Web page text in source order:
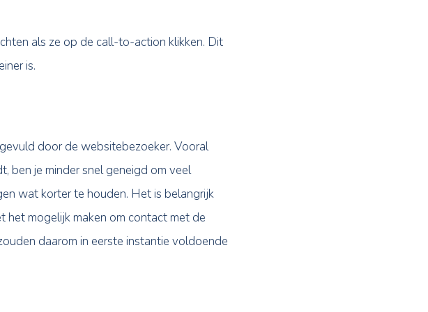
op en converteren ze beter. Deze knoppen moeten een
te klikken. Denk hierbij aan knoppen als: